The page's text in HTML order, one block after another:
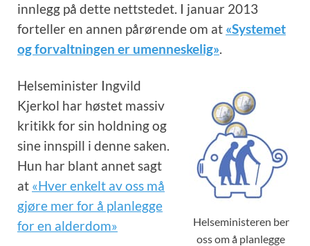
innlegg på dette nettstedet. I januar 2013
forteller en annen pårørende om at «Systemet
og forvaltningen er umenneskelig».
Helseministeren ber
oss om å planlegge
Helseminister Ingvild
Kjerkol har høstet massiv
kritikk for sin holdning og
sine innspill i denne saken.
Hun har blant annet sagt
at «Hver enkelt av oss må
gjøre mer for å planlegge
for en alderdom»